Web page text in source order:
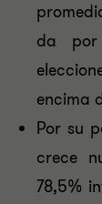
da por
encima
Por su
crece
78,5%